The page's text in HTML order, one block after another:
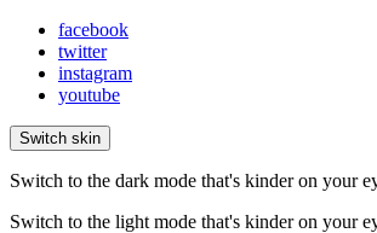
facebook
twitter
instagram
youtube
Switch skin
Switch to the dark mode that's kinder on your
Switch to the light mode that's kinder on your